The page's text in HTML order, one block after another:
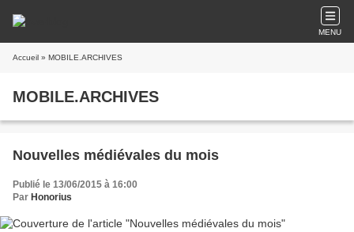
MENU
Accueil » MOBILE.ARCHIVES
MOBILE.ARCHIVES
Nouvelles médiévales du mois
Publié le 13/06/2015 à 16:00
Par Honorius